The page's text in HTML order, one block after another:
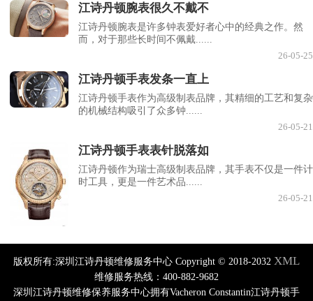
江诗丹顿腕表很久不戴不
江诗丹顿腕表是许多钟表爱好者心中的经典之作。然
而，对于那些长时间不佩戴......
26-05-25
江诗丹顿手表发条一直上
江诗丹顿手表作为高级制表品牌，其精细的工艺和复杂
的机械结构吸引了众多钟......
26-05-21
江诗丹顿手表表针脱落如
江诗丹顿作为瑞士高级制表品牌，其手表不仅是一件计
时工具，更是一件艺术品......
26-05-21
版权所有:深圳江诗丹顿维修服务中心 Copyright © 2018-2032 XML
维修服务热线：400-882-9682
深圳江诗丹顿维修保养服务中心拥有Vacheron Constantin江诗丹顿手